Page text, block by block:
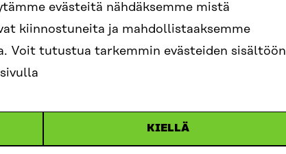
evästeitä nähdäksemme mistä
kiinnostuneita ja mahdollistaaksemme
Voit tutustua tarkemmin evästeiden sisältöön
KIELLÄ
EMAIL
firstname.lastname@sitra.fi